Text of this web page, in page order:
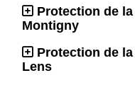
Protection de
Montigny
Protection de
Lens